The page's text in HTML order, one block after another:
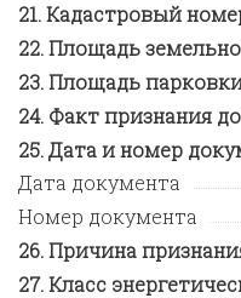
Кадастровый
Площадь
Площадь
Факт признания
Дата и номер
Дата документа
Номер документа
Причина
Класс